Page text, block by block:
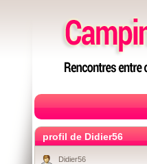
profil de Didier56
Didier56